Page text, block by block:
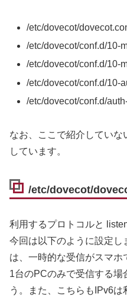
/etc/dovecot/
/etc/dovecot/conf.d/10-
/etc/dovecot/conf.d/10-
/etc/dovecot/conf.d/10-
/etc/dovecot/conf.d/
なお、ここで紹介していな
しています。
/etc/dovecot/
利用するプロトコルと
今回は以下のように設定
は、一時的な受信がスマホ
1台のPCのみで受信する場
う。また、こちらもIPv6